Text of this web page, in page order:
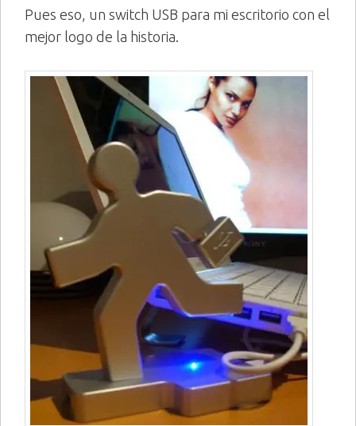
Pues eso, un switch USB para mi escritorio con el
mejor logo de la historia.